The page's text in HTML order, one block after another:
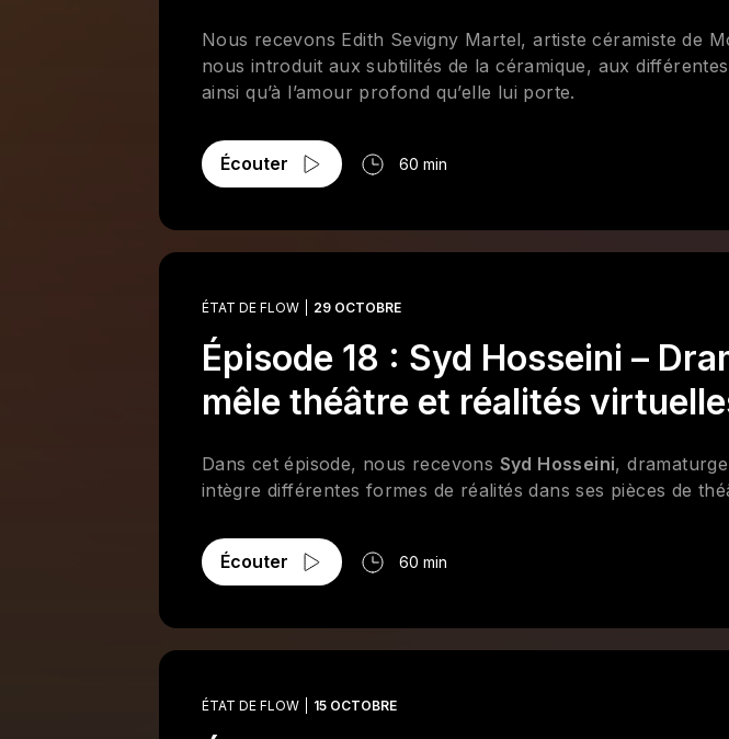
Nous recevons Edith Sevigny Martel, artiste céramiste de
nous introduit aux subtilités de la céramique, aux
ainsi qu’à l’amour profond qu’elle lui porte.
Écouter 60 min
ÉTAT DE FLOW 29 OCTOBRE
Épisode 18 : Syd Hosseini –
mêle théâtre et réalités
Dans cet épisode, nous recevons Syd Hosseini,
intègre différentes formes de réalités dans ses pièces de
Écouter 60 min
ÉTAT DE FLOW 15 OCTOBRE